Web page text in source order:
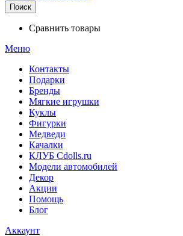
Поиск
Сравнить товары
Меню
Контакты
Подарки
Бренды
Мягкие игрушки
Куклы
Фигурки
Медведи
Качалки
КЛУБ Cdolls.ru
Модели автомобилей
Декор
Акции
Помощь
Блог
Аккаунт